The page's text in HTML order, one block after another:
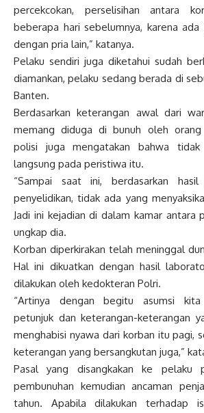
percekcokan, perselisihan antara
beberapa hari sebelumnya, karena ada
dengan pria lain,” katanya.
Pelaku sendiri juga diketahui sudah
diamankan, pelaku sedang berada di
Banten.
Berdasarkan keterangan awal dari
memang diduga di bunuh oleh orang
polisi juga mengatakan bahwa
langsung pada peristiwa itu.
“Sampai saat ini, berdasarkan hasil
penyelidikan, tidak ada yang
Jadi ini kejadian di dalam kamar antara
ungkap dia.
Korban diperkirakan telah meninggal
Hal ini dikuatkan dengan hasil
dilakukan oleh kedokteran Polri.
“Artinya dengan begitu asumsi kita
petunjuk dan keterangan-keterangan
menghabisi nyawa dari korban itu pagi,
keterangan yang bersangkutan juga,”
Pasal yang disangkakan ke pelaku
pembunuhan kemudian ancaman
tahun. Apabila dilakukan terhadap